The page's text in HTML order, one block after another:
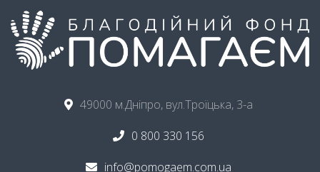
49000 м.Дніпро, вул.Троїцька, 3-а
0 800 330 156
info@pomogaem.com.ua